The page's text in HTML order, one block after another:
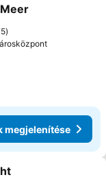
a kedvencekhez
megjelenítése
a kedvencekhez